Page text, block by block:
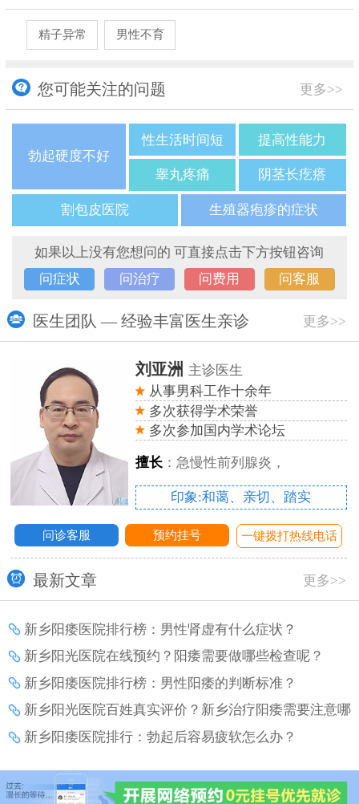
精子异常 男性不育
您可能关注的问题 更多>>
勃起硬度不好
性生活时间短 提高性能力
睾丸疼痛 阴茎长疙瘩
割包皮医院 生殖器疱疹的症状
如果以上没有您想问的 可直接点击下方按钮咨询
问症状
问治疗 问费用 问客服
医生团队 — 经验丰富医生亲诊 更多>>
刘亚洲 主诊医生
从事男科工作十余年
多次获得学术荣誉
多次参加国内学术论坛
擅长：急慢性前列腺炎，
印象:和蔼、亲切、踏实
问诊客服 预约挂号 一键拨打热线电话
最新文章 更多>>
新乡阳痿医院排行榜：男性肾虚有什么症状？
新乡阳光医院在线预约？阳痿需要做哪些检查呢？
新乡阳痿医院排行榜：男性阳痿的判断标准？
新乡阳光医院百姓真实评价？新乡治疗阳痿需要注意哪
些事项？
新乡阳痿医院排行：勃起后容易疲软怎么办？